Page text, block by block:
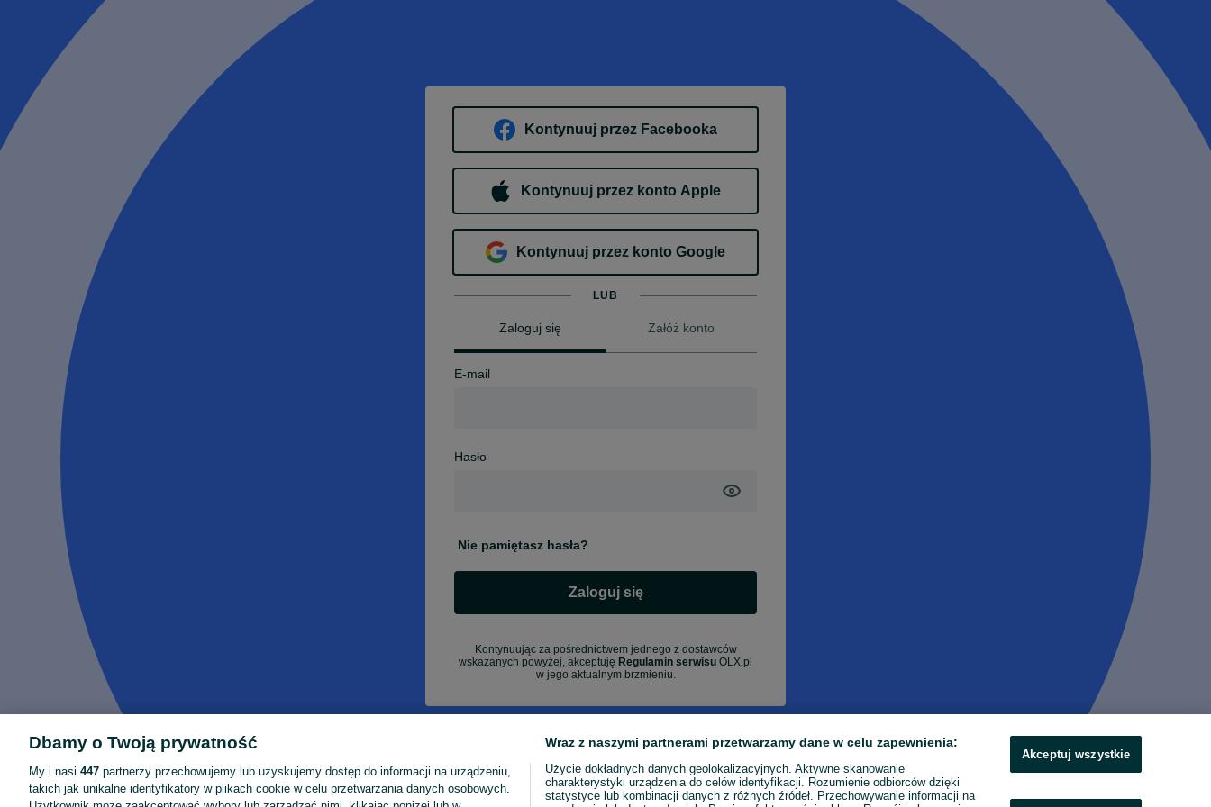
Kontynuuj przez Facebooka
Kontynuuj przez konto Apple
Kontynuuj przez konto Google
LUB
Zaloguj się Załóż konto
E-mail
Hasło
Nie pamiętasz hasła?
Zaloguj się
Kontynuując za pośrednictwem jednego z dostawców
wskazanych powyżej, akceptuję Regulamin serwisu OLX.pl
w jego aktualnym brzmieniu.
Dbamy o Twoją prywatność
My i nasi 447 partnerzy przechowujemy lub uzyskujemy dostęp do informacji na urządzeniu,
takich jak unikalne identyfikatory w plikach cookie w celu przetwarzania danych osobowych.
Wraz z naszymi partnerami przetwarzamy dane w celu zapewnienia:
Użycie dokładnych danych geolokalizacyjnych. Aktywne skanowanie
charakterystyki urządzenia do celów identyfikacji. Rozumienie odbiorców dzięki
statystyce lub kombinacji danych z różnych źródeł. Przechowywanie informacji na
Akceptuj wszystkie